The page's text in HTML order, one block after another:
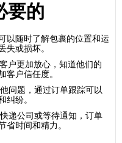
要的
以随时了解包裹的位置和运
失或损坏。
户更加放心，知道他们的
客户信任度。
问题，通过订单跟踪可以
纠纷。
递公司或等待通知，订单
省时间和精力。